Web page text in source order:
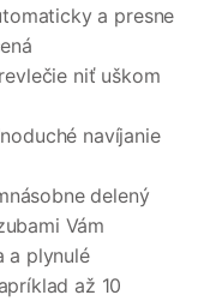
a presne
niť uškom
navíjanie
delený
Vám
a plynulé
až 10